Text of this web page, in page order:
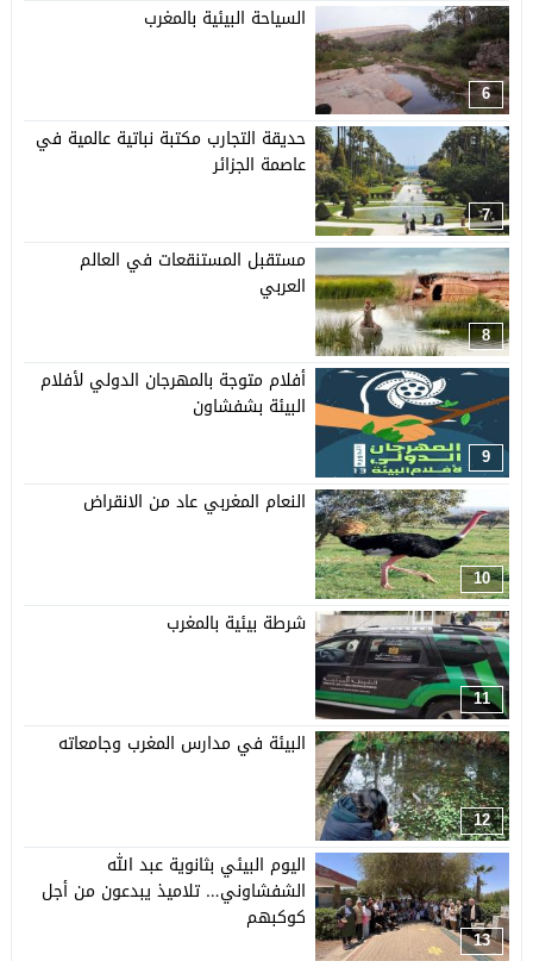
6
السياحة البيئية بالمغرب
7
حديقة التجارب مكتبة نباتية عالمية في
عاصمة الجزائر
8
مستقبل المستنقعات في العالم
العربي
9
أفلام متوجة بالمهرجان الدولي لأفلام
البيئة بشفشاون
10
النعام المغربي عاد من الانقراض
11
شرطة بيئية بالمغرب
12
البيئة في مدارس المغرب وجامعاته
13
اليوم البيئي بثانوية عبد الله
الشفشاوني… تلاميذ يبدعون من أجل
كوكبهم